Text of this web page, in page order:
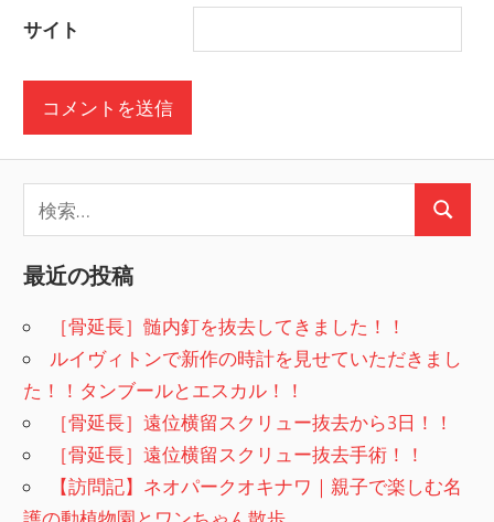
サイト
索:
検
最近の投稿
［骨延長］髄内釘を抜去してきました！！
ルイヴィトンで新作の時計を見せていただきまし
た！！タンブールとエスカル！！
［骨延長］遠位横留スクリュー抜去から3日！！
［骨延長］遠位横留スクリュー抜去手術！！
【訪問記】ネオパークオキナワ｜親子で楽しむ名